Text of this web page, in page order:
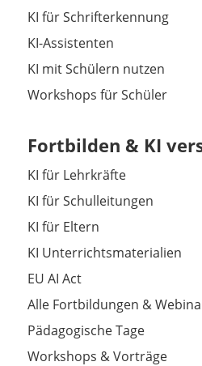
KI für Schrifterkennung
KI-Assistenten
KI mit Schülern nutzen
Workshops für Schüler
Fortbilden & KI
KI für Lehrkräfte
KI für Schulleitungen
KI für Eltern
KI Unterrichtsmaterialien
EU AI Act
Alle Fortbildungen &
Pädagogische Tage
Workshops & Vorträge